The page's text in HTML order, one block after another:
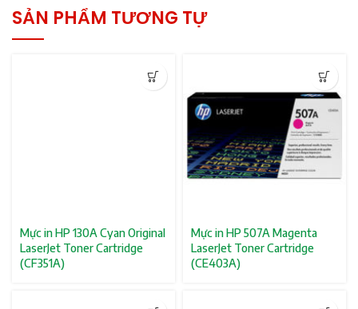
SẢN PHẨM TƯƠNG TỰ
Mực in HP 130A Cyan Original
LaserJet Toner Cartridge
(CF351A)
Mực in HP 507A Magenta
LaserJet Toner Cartridge
(CE403A)